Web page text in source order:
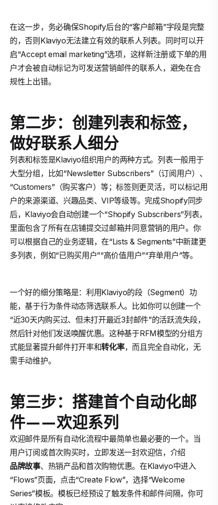
在这一步，务必确保Shopify后台的“客户邮箱”字段是完整
的，否则Klaviyo无法建立有效的联系人列表。同时可以开
启“Accept email marketing”选项，这样新注册或下单的用
户才会被自动标记为可发送营销邮件的联系人，避免在合
规性上出错。
第二步：创建列表和标签，
做好联系人细分
列表和标签是Klaviyo组织用户的两种方式。列表一般用于
大型分组，比如“Newsletter Subscribers”（订阅用户）、
“Customers”（购买客户）等；标签则更灵活，可以标记用
户的来源渠道、兴趣品类、VIP等级等。完成Shopify同步
后，Klaviyo会自动创建一个“Shopify Subscribers”列表，
里面包含了所有在店铺提交过邮箱并同意营销的用户。你
可以根据自己的业务逻辑，在“Lists & Segments”中新建更
多列表，例如“已购买用户”“高价值用户”“弃单用户”等。
一个好的细分策略是：利用Klaviyo的段（Segment）功
能，基于行为条件动态筛选联系人。比如你可以创建一个
“近30天内购买过、但未打开最近3封邮件”的活跃流失段，
然后针对他们发送唤醒优惠。这种基于RFM模型的分组方
式能显著提升邮件打开率和转化率，而且完全自动化，无
需手动维护。
第三步：搭建首个自动化邮
件——欢迎系列
欢迎邮件是所有自动化流程中最简单也最必要的一个。当
用户订阅或首次购买时，立即发送一封欢迎信，介绍
品牌故事、热销产品和首次购物优惠。在Klaviyo中进入
“Flows”页面，点击“Create Flow”，选择“Welcome
Series”模板。模板已经预设了触发条件和邮件间隔，你可